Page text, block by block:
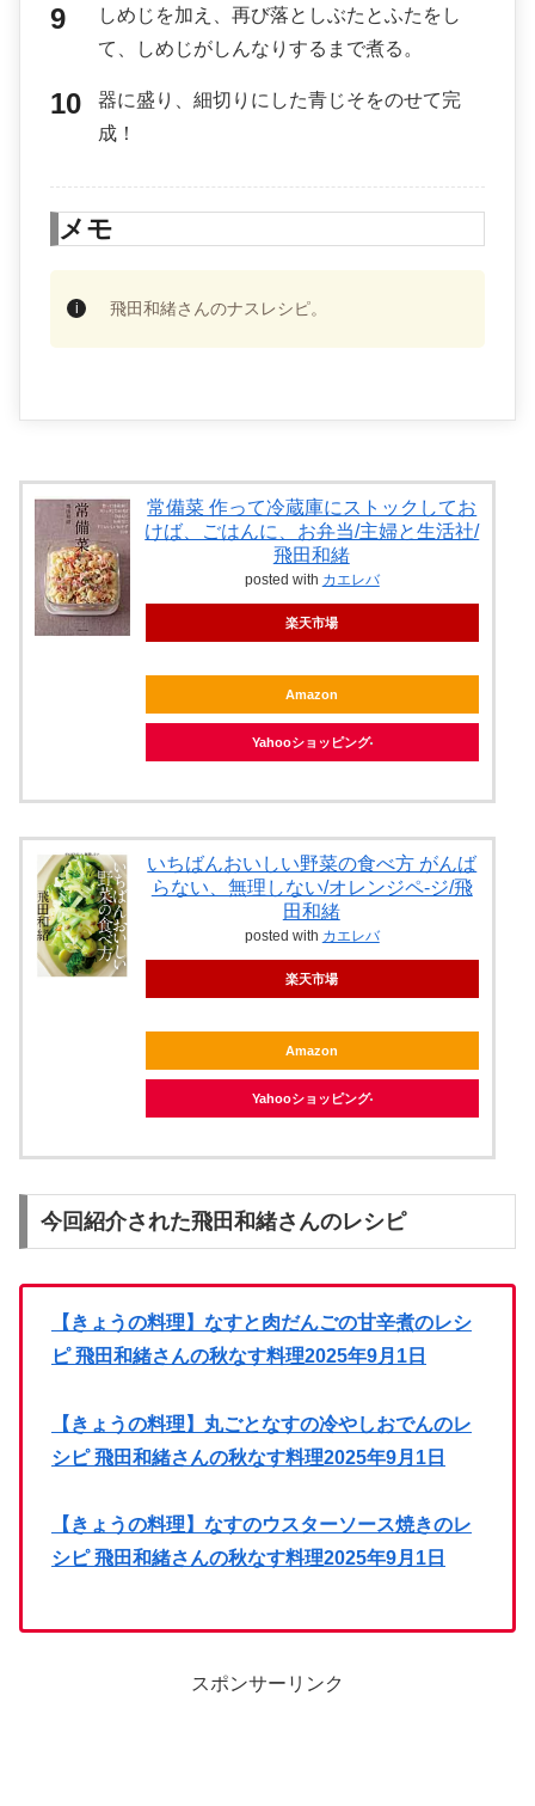
しめじを加え、再び落としぶたとふたをし
て、しめじがしんなりするまで煮る。
器に盛り、細切りにした青じそをのせて完
成！
メモ
飛田和緒さんのナスレシピ。
常備菜 作って冷蔵庫にストックしてお
けば、ごはんに、お弁当/主婦と生活社/
飛田和緒
posted with カエレバ
楽天市場
Amazon
Yahooショッピング
いちばんおいしい野菜の食べ方 がんば
らない、無理しない/オレンジペ-ジ/飛
田和緒
posted with カエレバ
楽天市場
Amazon
Yahooショッピング
今回紹介された飛田和緒さんのレシピ
【きょうの料理】なすと肉だんごの甘辛煮のレシ
ピ 飛田和緒さんの秋なす料理2025年9月1日
【きょうの料理】丸ごとなすの冷やしおでんのレ
シピ 飛田和緒さんの秋なす料理2025年9月1日
【きょうの料理】なすのウスターソース焼きのレ
シピ 飛田和緒さんの秋なす料理2025年9月1日
スポンサーリンク